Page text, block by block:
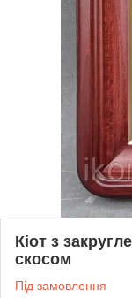
Кіот з
скосом
Під замовлення